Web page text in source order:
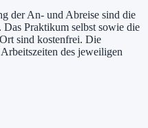
der An- und Abreise sind die
Praktikum selbst sowie die
sind kostenfrei. Die
des jeweiligen